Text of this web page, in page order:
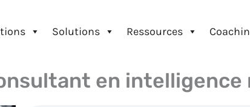
Solutions Ressources
en intelligence